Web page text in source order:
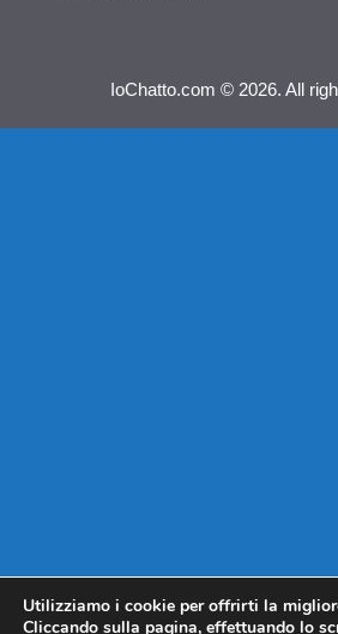
IoChatto.com © 2026. All
Utilizziamo i cookie per offrirti la
Cliccando sulla pagina, effettuando lo